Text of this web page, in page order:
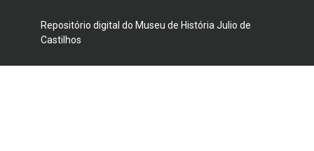
Repositório digital do Museu de História Julio de
Castilhos